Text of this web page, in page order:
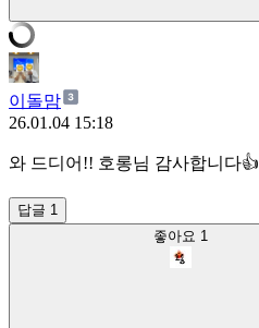
이돌맘
26.01.04 15:18
와 드디어!! 호롱님 감사합니다👍
답글 1
좋아요 1